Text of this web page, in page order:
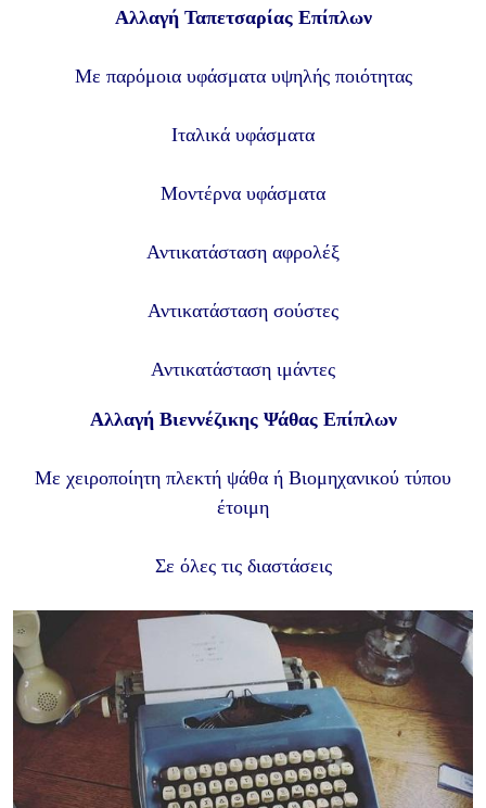
Αλλαγή Ταπετσαρίας Επίπλων
Με παρόμοια υφάσματα υψηλής ποιότητας
Ιταλικά υφάσματα
Μοντέρνα υφάσματα
Αντικατάσταση αφρολέξ
Αντικατάσταση σούστες
Αντικατάσταση ιμάντες
Αλλαγή Βιεννέζικης Ψάθας Επίπλων
Με χειροποίητη πλεκτή ψάθα ή Βιομηχανικού τύπου
έτοιμη
Σε όλες τις διαστάσεις